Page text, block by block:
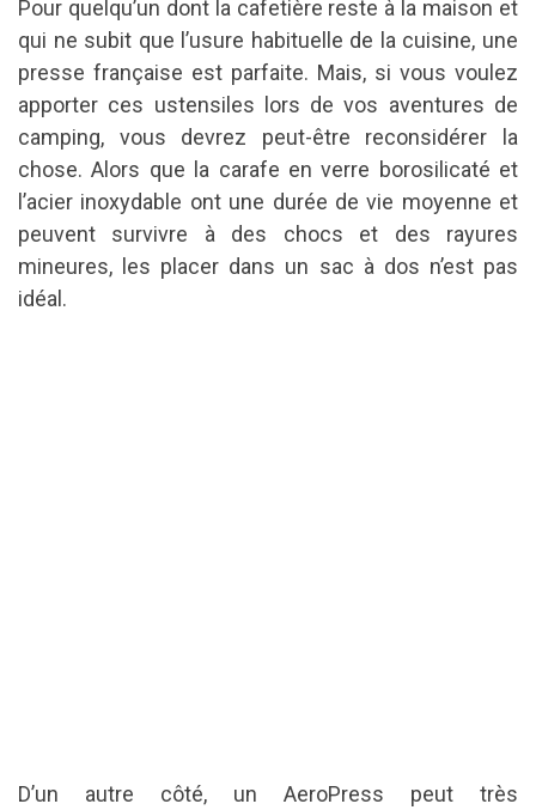
Pour quelqu’un dont la cafetière reste à la maison et
qui ne subit que l’usure habituelle de la cuisine, une
presse française est parfaite. Mais, si vous voulez
apporter ces ustensiles lors de vos aventures de
camping, vous devrez peut-être reconsidérer la
chose. Alors que la carafe en verre borosilicaté et
l’acier inoxydable ont une durée de vie moyenne et
peuvent survivre à des chocs et des rayures
mineures, les placer dans un sac à dos n’est pas
idéal.
D’un autre côté, un AeroPress peut très